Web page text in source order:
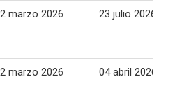
marzo 2026 23 julio 2026
marzo 2026 04 abril 2026